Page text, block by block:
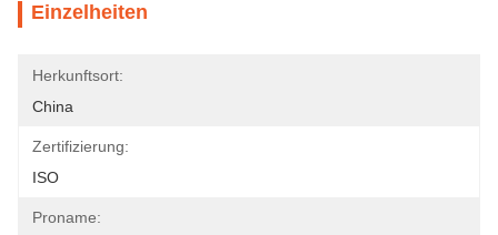
Einzelheiten
Herkunftsort:
China
Zertifizierung:
ISO
Proname: